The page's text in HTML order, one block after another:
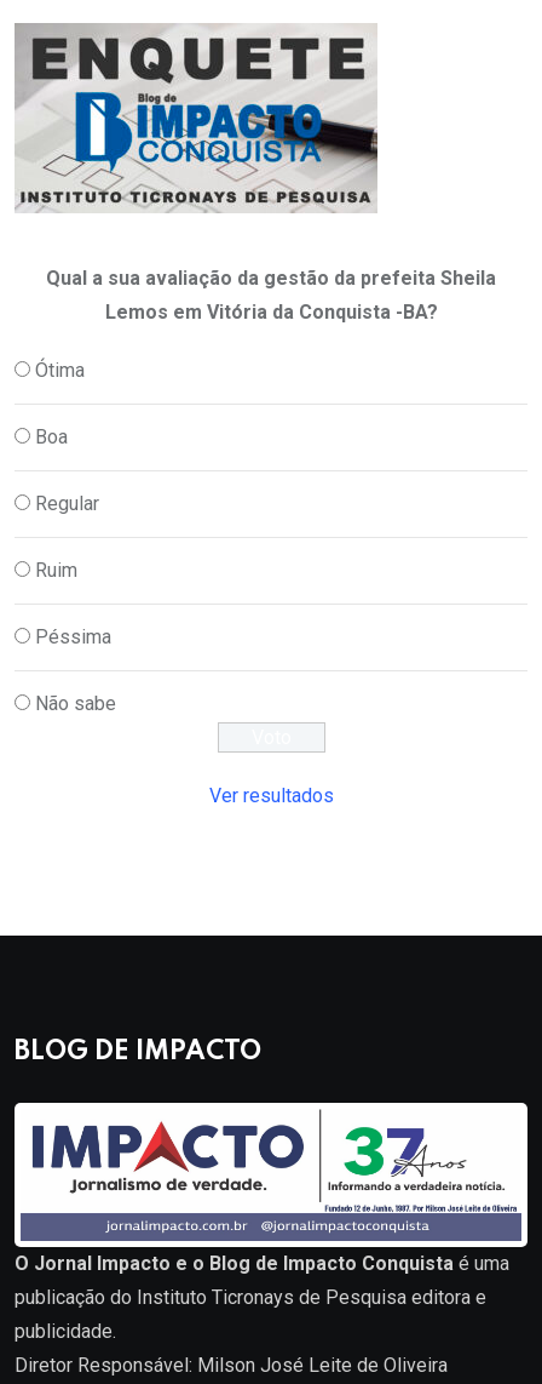
Qual a sua avaliação da gestão da prefeita Sheila
Lemos em Vitória da Conquista -BA?
Ótima
Boa
Regular
Ruim
Péssima
Não sabe
Ver resultados
BLOG DE IMPACTO
O Jornal Impacto e o Blog de Impacto Conquista é uma
publicação do Instituto Ticronays de Pesquisa editora e
publicidade.
Diretor Responsável: Milson José Leite de Oliveira